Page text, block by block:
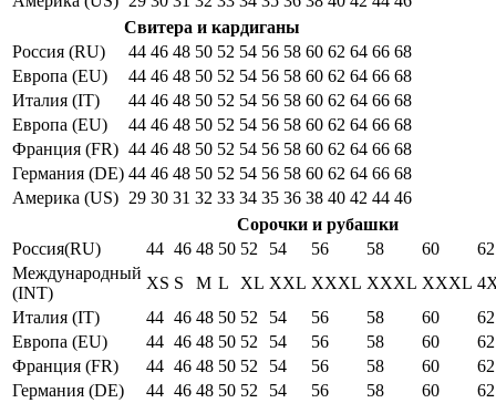
Свитера и кардиганы
Россия (RU)
44 46 48 50 52 54 56 58 60 62 64 66 68
Европа (EU)
44 46 48 50 52 54 56 58 60 62 64 66 68
Италия (IT)
44 46 48 50 52 54 56 58 60 62 64 66 68
Европа (EU)
44 46 48 50 52 54 56 58 60 62 64 66 68
Франция (FR) 44 46 48 50 52 54 56 58 60 62 64 66 68
Германия (DE) 44 46 48 50 52 54 56 58 60 62 64 66 68
Америка (US) 29 30 31 32 33 34 35 36 38 40 42 44 46
Сорочки и рубашки
Россия(RU)
44 46 48 50 52 54 56 58 60
62
Международный
(INT)
XS S M L XL XXL XXXL XXXL XXXL
Италия (IT)
44 46 48 50 52 54 56 58 60
62
Европа (EU)
44 46 48 50 52 54 56 58 60
62
Франция (FR)
44 46 48 50 52 54 56 58 60
62
Германия (DE)
44 46 48 50 52 54 56 58 60
62